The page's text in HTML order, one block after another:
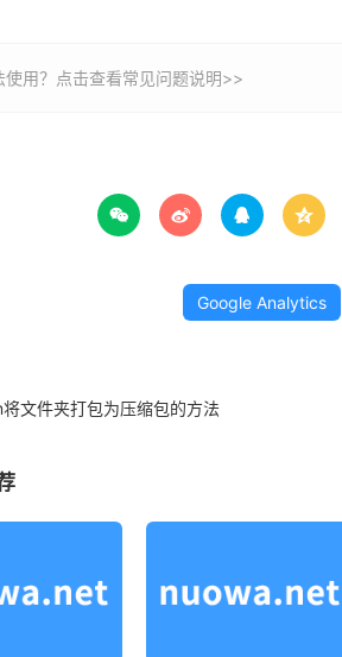
用？ 点击查看常见问题说明>>
   
Google Analytics
文件夹打包为压缩包的方法